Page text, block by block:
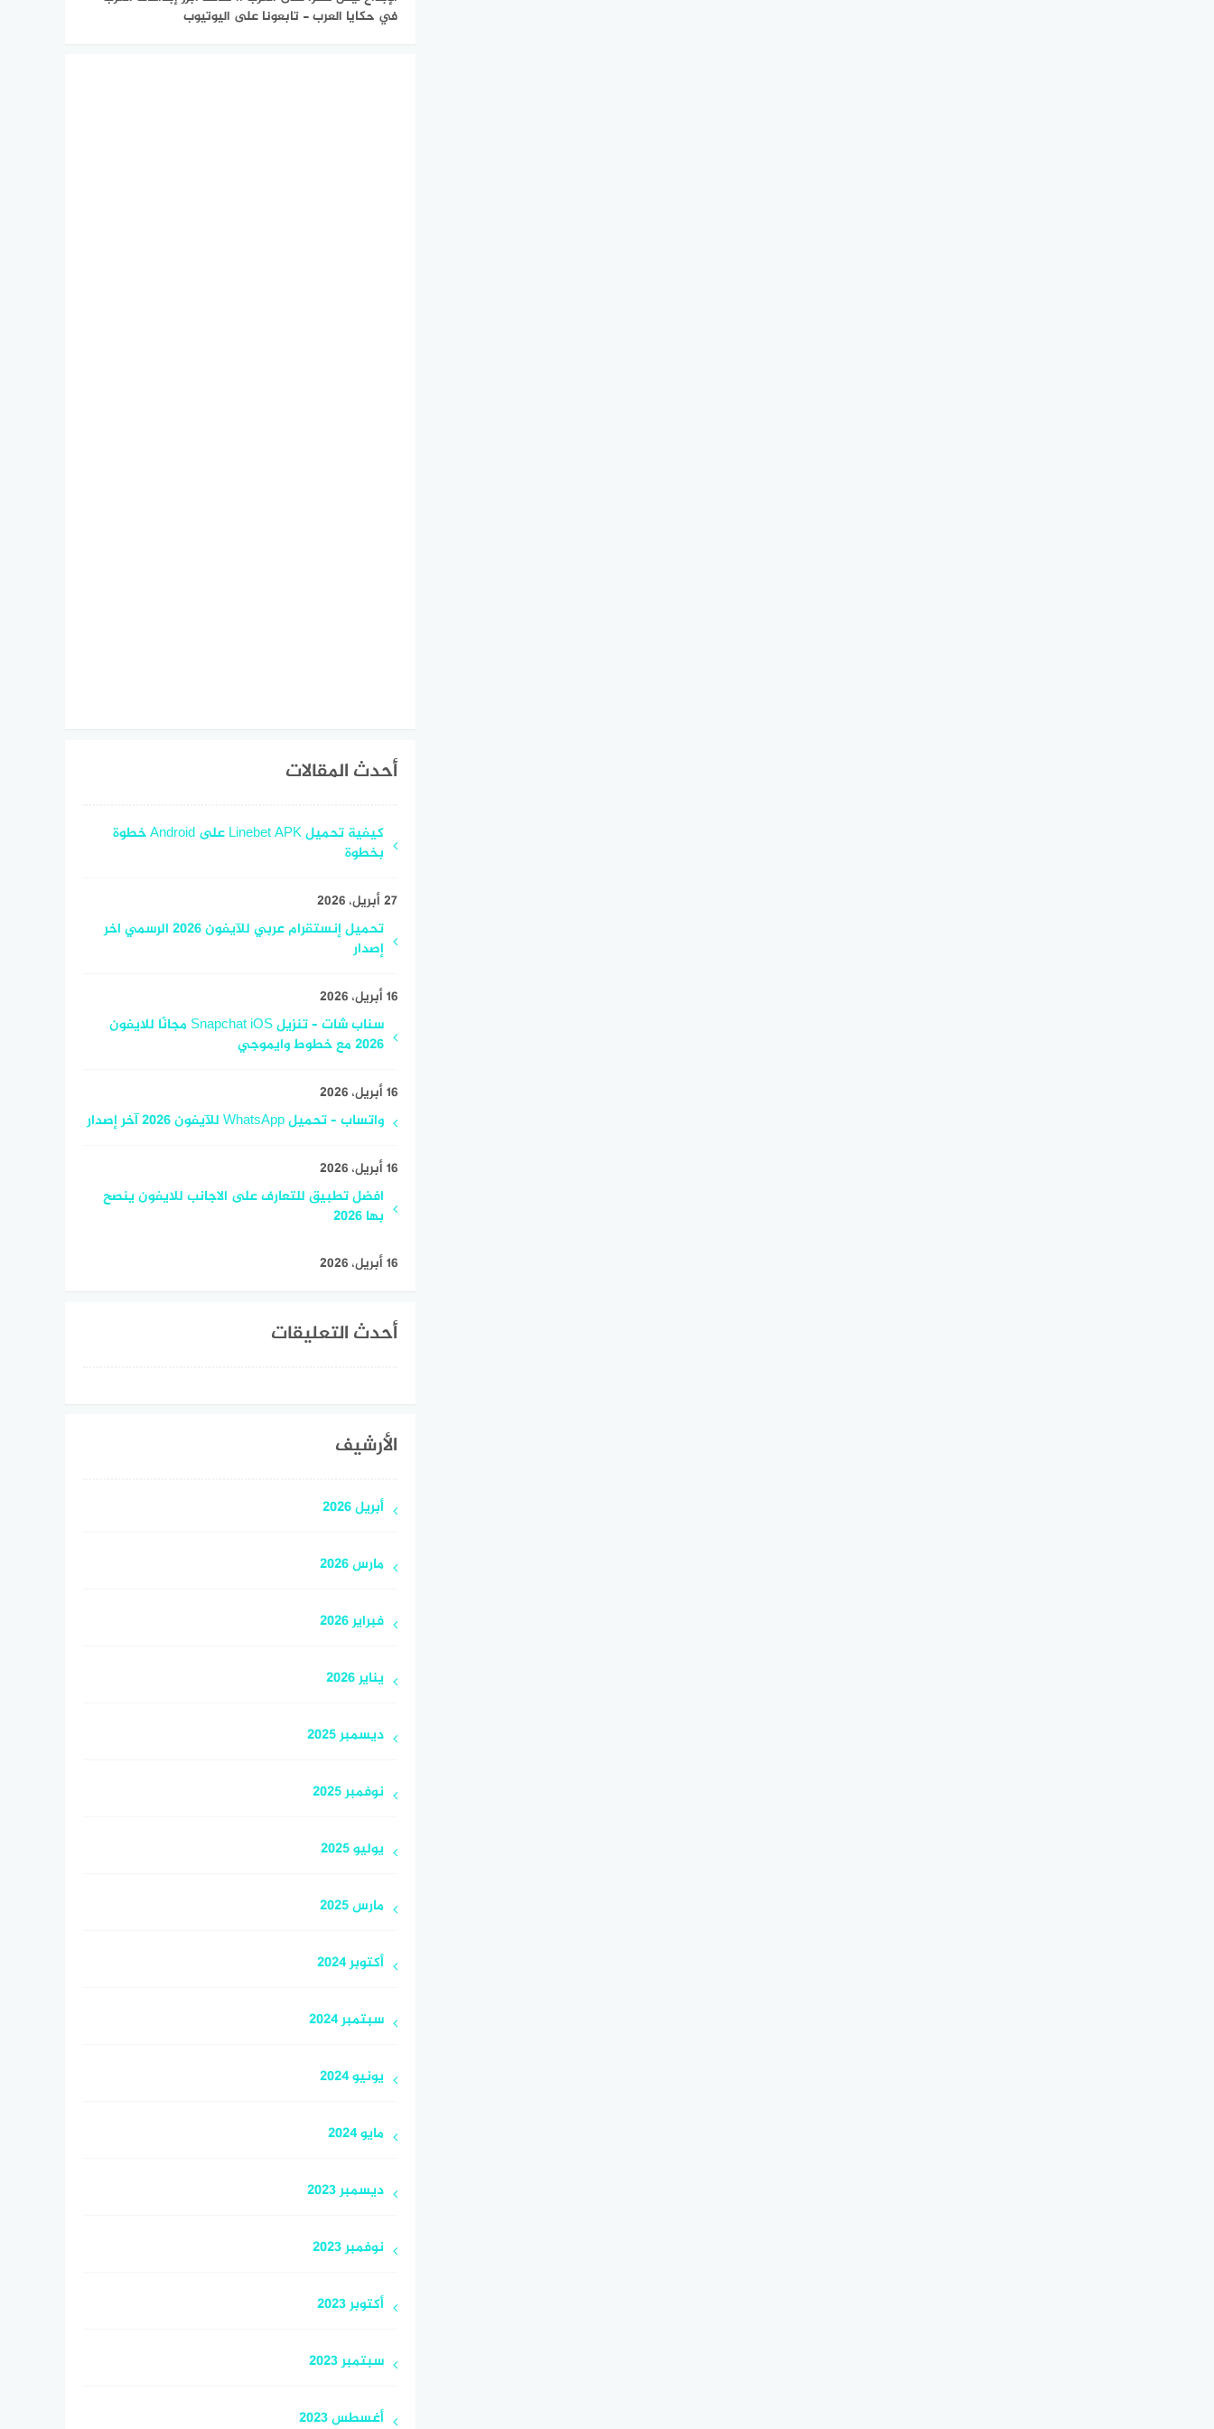
في حكايا العرب - تابعونا على اليوتيوب
أحدث المقالات
كيفية تحميل Linebet APK على Android خطوة
بخطوة
27 أبريل، 2026
تحميل إنستقرام عربي للآيفون 2026 الرسمي اخر
إصدار
16 أبريل، 2026
سناب شات – تنزيل Snapchat iOS مجانًا للايفون
2026 مع خطوط وايموجي
16 أبريل، 2026
واتساب – تحميل WhatsApp للآيفون 2026 آخر إصدار
16 أبريل، 2026
افضل تطبيق للتعارف على الاجانب للايفون ينصح
بها 2026
16 أبريل، 2026
أحدث التعليقات
الأرشيف
أبريل 2026
مارس 2026
فبراير 2026
يناير 2026
ديسمبر 2025
نوفمبر 2025
يوليو 2025
مارس 2025
أكتوبر 2024
سبتمبر 2024
يونيو 2024
مايو 2024
ديسمبر 2023
نوفمبر 2023
أكتوبر 2023
سبتمبر 2023
أغسطس 2023